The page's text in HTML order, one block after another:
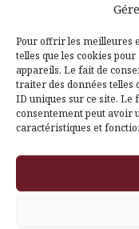
Pour offrir les meilleures
telles que les cookies
appareils. Le fait de
traiter des données telles
ID uniques sur ce site.
consentement peut avoir
caractéristiques et